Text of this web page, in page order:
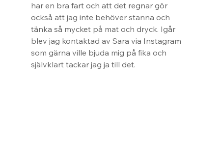
har en bra fart och att det regnar gör
också att jag inte behöver stanna och
tänka så mycket på mat och dryck. Igår
blev jag kontaktad av Sara via Instagram
som gärna ville bjuda mig på fika och
självklart tackar jag ja till det.